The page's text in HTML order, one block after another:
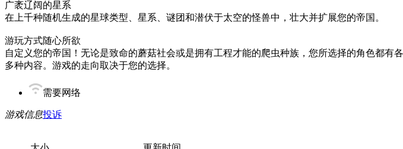
广袤辽阔的星系
在上千种随机生成的星球类型、星系、谜团和潜伏于太空的怪兽中，壮大并扩展您的帝国。
游玩方式随心所欲
自定义您的帝国！无论是致命的蘑菇社会或是拥有工程才能的爬虫种族，您所选择的角色都
多种内容。游戏的走向取决于您的选择。
需要网络
游戏信息投诉